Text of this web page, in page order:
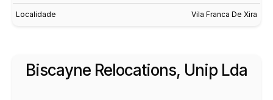
Localidade Vila Franca De Xira
Biscayne Relocations, Unip Lda